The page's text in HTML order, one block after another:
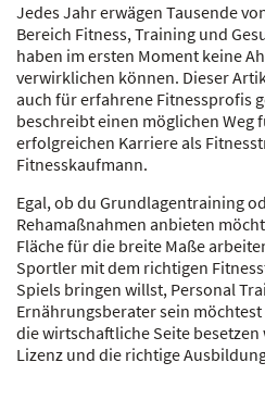
Jedes Jahr erwägen Tausende
Bereich Fitness, Training und
haben im ersten Moment keine
verwirklichen können. Dieser
auch für erfahrene Fitnessprofis
beschreibt einen möglichen Weg
erfolgreichen Karriere als
Fitnesskaufmann.
Egal, ob du Grundlagentraining
Rehamaßnahmen anbieten
Fläche für die breite Maße
Sportler mit dem richtigen
Spiels bringen willst, Personal
Ernährungsberater sein
die wirtschaftliche Seite
Lizenz und die richtige